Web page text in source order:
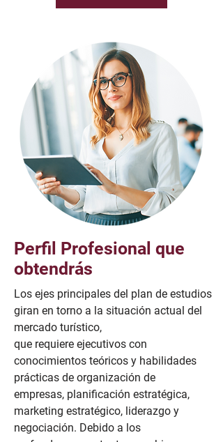
Perfil Profesional que
obtendrás
Los ejes principales del plan de estudios
giran en torno a la situación actual del
mercado turístico,
que requiere ejecutivos con
conocimientos teóricos y habilidades
prácticas de organización de
empresas, planificación estratégica,
marketing estratégico, liderazgo y
negociación. Debido a los